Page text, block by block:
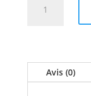
Mouvements
Avis (0)